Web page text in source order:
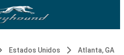
Estados Unidos Atlanta, GA